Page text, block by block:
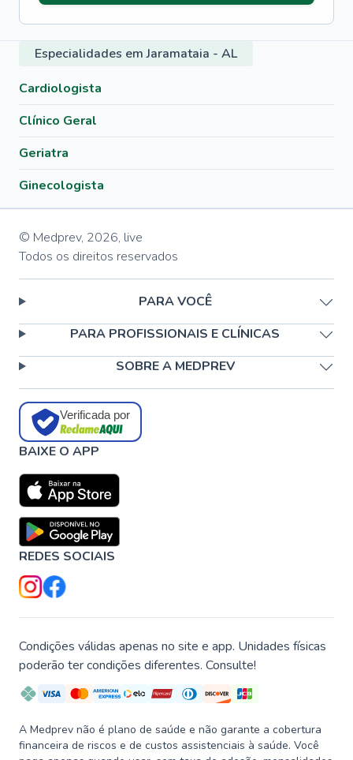
Especialidades em Jaramataia - AL
Cardiologista
Clínico Geral
Geriatra
Ginecologista
© Medprev, 2026, live
Todos os direitos reservados
PARA VOCÊ
PARA PROFISSIONAIS E CLÍNICAS
SOBRE A MEDPREV
Verificada por
BAIXE O APP
REDES SOCIAIS
Condições válidas apenas no site e app. Unidades físicas
poderão ter condições diferentes. Consulte!
A Medprev não é plano de saúde e não garante a cobertura
financeira de riscos e de custos assistenciais à saúde. Você